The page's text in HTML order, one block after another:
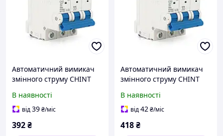
Автоматичний вимикач
змінного струму CHINT
В наявності
від39₴/міс
392₴
Автоматичний вимикач
змінного струму CHINT
В наявності
від42₴/міс
418₴